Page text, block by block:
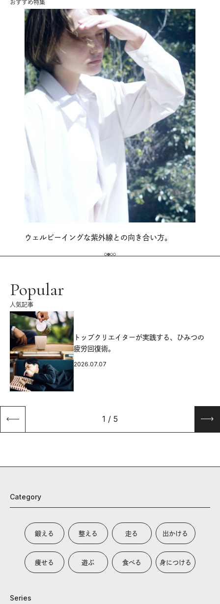
おすすめ特集
ウェルビーイングな紫外線との向き合い方。
Popular
人気記事
トップクリエイターが実践する、ひみつの
疲労回復術。
2026.07.07
1 / 5
Category
鍛える 整える 走る 出かける
痩せる 遊ぶ 食べる 身につける
Series